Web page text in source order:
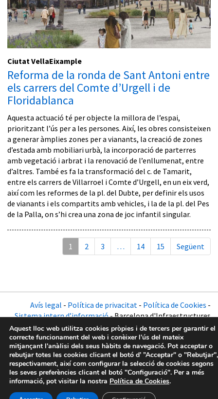
Ciutat VellaEixample
Reforma de la ronda de Sant Antoni entre
els carrers del Comte d’Urgell i de
Floridablanca
Aquesta actuació té per objecte la millora de l’espai,
prioritzant l’ús per a les persones. Així, les obres consisteixen
a generar àmplies zones per a vianants, la creació de zones
d’estada amb mobiliari urbà, la incorporació de parterres
amb vegetació i arbrat i la renovació de l’enllumenat, entre
d’altres. També es fa la transformació del c. de Tamarit,
entre els carrers de Villarroel i Comte d’Urgell, en un eix verd,
així com les reformes de la pl. del Dubte, per definir els usos
de vianants i els compartits amb vehicles, i la de la pl. del Pes
de la Palla, on s’hi crea una zona de joc infantil singular.
1 2 3 … 14 15 Següent
Avís legal - Política de privacitat - Política de Cookies -
Sistema intern d’informació- Barcelona d'Infraestructures
Municipals - 2026
Aquest lloc web utilitza cookies pròpies i de tercers per garantir el
correcte funcionament del web i conèixer l’ús del mateix
mitjançant l'anàlisi dels seus hàbits de navegació. Pot acceptar o
rebutjar totes les cookies clicant el botó d’ ”Acceptar" o "Rebutjar",
respectivament, així com configurar la selecció de cookies segons
les seves preferències clicant el botó "Configuració". Per a més
informació, pot visitar la nostra Política de Cookies.